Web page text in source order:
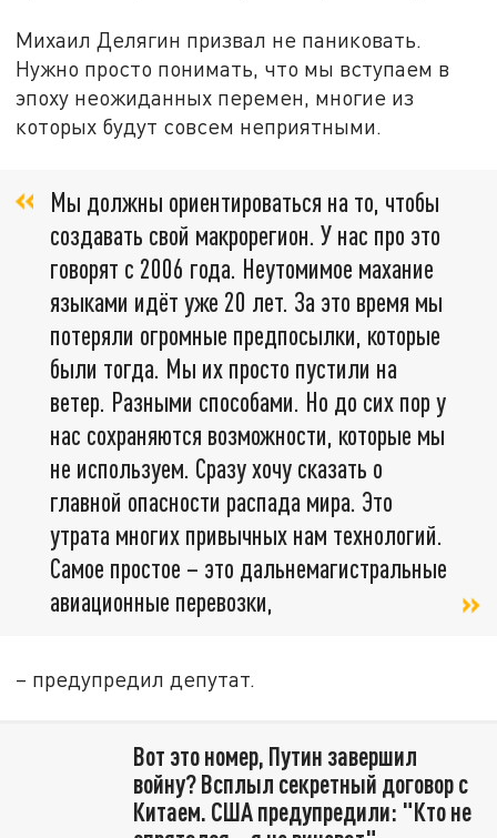
Михаил Делягин призвал не паниковать.
Нужно просто понимать, что мы вступаем в
эпоху неожиданных перемен, многие из
которых будут совсем неприятными.
Мы должны ориентироваться на то, чтобы
создавать свой макрорегион. У нас про это
говорят с 2006 года. Неутомимое махание
языками идёт уже 20 лет. За это время мы
потеряли огромные предпосылки, которые
были тогда. Мы их просто пустили на
ветер. Разными способами. Но до сих пор у
нас сохраняются возможности, которые мы
не используем. Сразу хочу сказать о
главной опасности распада мира. Это
утрата многих привычных нам технологий.
Самое простое – это дальнемагистральные
авиационные перевозки,
– предупредил депутат.
Вот это номер, Путин завершил
войну? Всплыл секретный договор с
Китаем. США предупредили: "Кто не